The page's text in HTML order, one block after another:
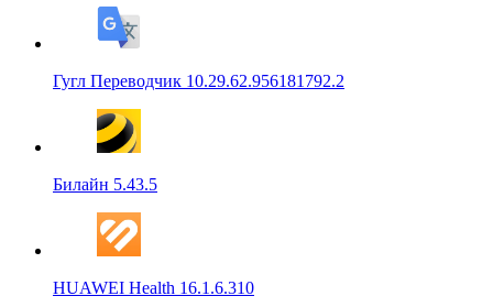
Гугл Переводчик 10.29.62.956181792.2
Билайн 5.43.5
HUAWEI Health 16.1.6.310